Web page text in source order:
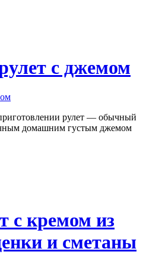
с джемом
рулет — обычный
домашним густым джемом
с кремом из
и сметаны